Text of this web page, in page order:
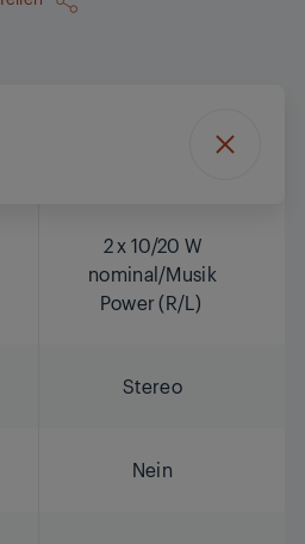
2 x 10/20 W
nominal/Musik
Power (R/L)
Stereo
Nein